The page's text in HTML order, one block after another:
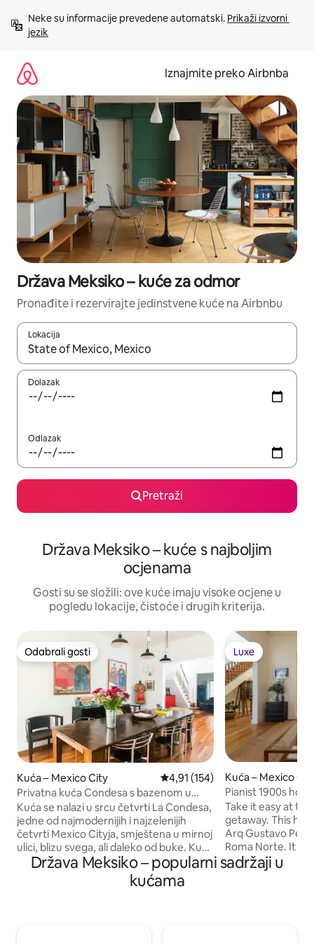
sadržaj
Neke su informacije prevedene automatski. Prikaži izvorni
jezik
Iznajmite preko Airbnba
Država Meksiko – kuće za odmor
Pronađite i rezervirajte jedinstvene kuće na Airbnbu
Lokacija
Kada budu dostupni rezultati, moći ćete ih pregledati
Dolazak
Odlazak
Pretraži
Država Meksiko – kuće s najboljim
ocjenama
Gosti su se složili: ove kuće imaju visoke ocjene u
pogledu lokacije, čistoće i drugih kriterija.
Odabrali gosti
Odabrali gosti
Kuća – Mexico City Prosječna ocjena: 4,91/5,
4,91 (154)
Privatna kuća Condesa s bazenom u
mirnoj ulici
Kuća se nalazi u srcu četvrti La Condesa,
jedne od najmodernijih i najzelenijih
četvrti Mexico Cityja, smještena u mirnoj
ulici, blizu svega, ali daleko od buke. Kuća
ima tri spavaće sobe, sve s privatnim
kupaonicama, privatnim bazenom, dvije
odvojene uredske sobe za rad s dvije
Luxe
Luxe
Kuća – Mexico
Pianist 1900s
decorated.
Take it easy at
getaway. This house was built in 1909 by
Arq Gustavo Peñasco who developed
Roma Norte. It
renown
@Tana_Karei. You can relax in the most
Država Meksiko – popularni sadržaji u
kućama